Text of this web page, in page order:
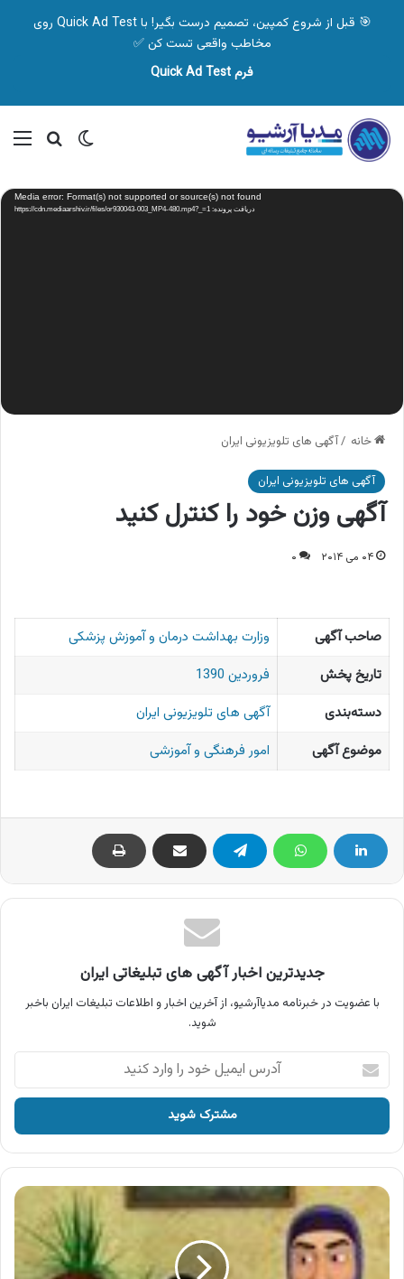
🎯 قبل از شروع کمپین، تصمیم درست بگیر! با Quick Ad Test روی
مخاطب واقعی تست کن ✅
فرم Quick Ad Test
تغییر پوسته
نمایشگر
ویدیو Media error: Format(s) not supported or source(s) not found
دریافت پرونده: https://cdn.mediaarshiv.ir/files/or930043-003_MP4-480.mp4?_=1
خانه /آگهی های تلویزیونی ایران
آگهی های تلویزیونی ایران
آگهی وزن خود را کنترل کنید
۰۴ می ۲۰۱۴ ۰
صاحب آگهی
وزارت بهداشت درمان و آموزش پزشکی
تاریخ پخش
فروردین 1390
دسته‌بندی
آگهی های تلویزیونی ایران
موضوع آگهی
امور فرهنگی و آموزشی
جدیدترین اخبار آگهی های تبلیغاتی ایران
با عضویت در خبرنامه مدیاآرشیو، از آخرین اخبار و اطلاعات تبلیغات ایران باخبر
شوید.
آدرس
ایمیل
خود
وارد
کنید
آگهی
مراقب
مجرمان
اینترنتی